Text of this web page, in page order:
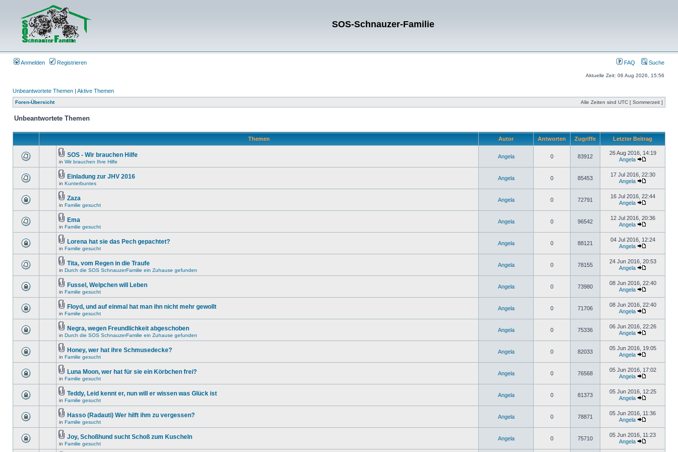
SOS-Schnauzer-Familie
Anmelden Registrieren FAQ Suche
Aktuelle Zeit: 06 Aug 2026, 15:56
Unbeantwortete Themen | Aktive Themen
Foren-Übersicht Alle Zeiten sind UTC [ Sommerzeit ]
Unbeantwortete Themen
Themen Autor Antworten Zugriffe Letzter Beitrag
SOS - Wir brauchen Hilfe
in Wir brauchen Ihre Hilfe
Angela 0 83912
26 Aug 2016, 14:19
Angela
Einladung zur JHV 2016
in Kunterbuntes
Angela 0 85453
17 Jul 2016, 22:30
Angela
Zaza
in Familie gesucht
Angela 0 72791
16 Jul 2016, 22:44
Angela
Ema
in Familie gesucht
Angela 0 96542
12 Jul 2016, 20:36
Angela
Lorena hat sie das Pech gepachtet?
in Familie gesucht
Angela 0 88121
04 Jul 2016, 12:24
Angela
Tita, vom Regen in die Traufe
in Durch die SOS SchnauzerFamilie ein Zuhause gefunden
Angela 0 78155
24 Jun 2016, 20:53
Angela
Fussel, Welpchen will Leben
in Familie gesucht
Angela 0 73980
08 Jun 2016, 22:40
Angela
Floyd, und auf einmal hat man ihn nicht mehr gewollt
in Familie gesucht
Angela 0 71706
08 Jun 2016, 22:40
Angela
Negra, wegen Freundlichkeit abgeschoben
in Durch die SOS SchnauzerFamilie ein Zuhause gefunden
Angela 0 75336
06 Jun 2016, 22:26
Angela
Honey, wer hat ihre Schmusedecke?
in Familie gesucht
Angela 0 82033
05 Jun 2016, 19:05
Angela
Luna Moon, wer hat für sie ein Körbchen frei?
in Familie gesucht
Angela 0 76568
05 Jun 2016, 17:02
Angela
Teddy, Leid kennt er, nun will er wissen was Glück ist
in Familie gesucht
Angela 0 81373
05 Jun 2016, 12:25
Angela
Hasso (Radauti) Wer hilft ihm zu vergessen?
in Familie gesucht
Angela 0 78871
05 Jun 2016, 11:36
Angela
Joy, Schoßhund sucht Schoß zum Kuscheln
in Familie gesucht
Angela 0 75710
05 Jun 2016, 11:23
Angela